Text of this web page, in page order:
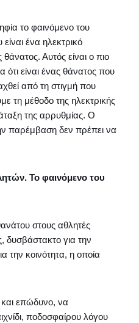
το φαινόμενο του
ένα ηλεκτρικό
Αυτός είναι ο πιο
ότι είναι ένας θάνατος που
από τη στιγμή που
τη μέθοδο της ηλεκτρικής
της αρρυθμίας. Ο
παρέμβαση δεν πρέπει να
Το φαινόμενο του
στους αθλητές
δυσβάστακτο για την
την κοινότητα, η οποία
και επώδυνο, να
ποδοσφαίρου λόγου